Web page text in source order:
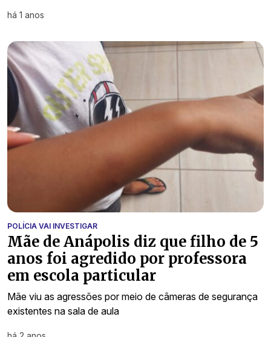
há 1 anos
POLÍCIA VAI INVESTIGAR
Mãe de Anápolis diz que filho de 5
anos foi agredido por professora
em escola particular
Mãe viu as agressões por meio de câmeras de segurança
existentes na sala de aula